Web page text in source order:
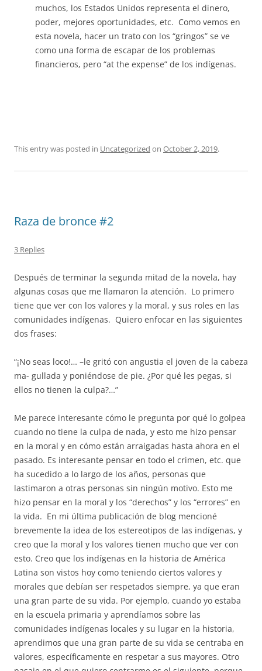
muchos, los Estados Unidos representa el dinero,
poder, mejores oportunidades, etc. Como vemos en
esta novela, hacer un trato con los “gringos” se ve
como una forma de escapar de los problemas
financieros, pero “at the expense” de los indígenas.
This entry was posted in Uncategorized on October 2, 2019.
Raza de bronce #2
3 Replies
Después de terminar la segunda mitad de la novela, hay
algunas cosas que me llamaron la atención. Lo primero
tiene que ver con los valores y la moral, y sus roles en las
comunidades indígenas. Quiero enfocar en las siguientes
dos frases:
“¡No seas loco!… –le gritó con angustia el joven de la cabeza
ma- gullada y poniéndose de pie. ¿Por qué les pegas, si
ellos no tienen la culpa?…”
Me parece interesante cómo le pregunta por qué lo golpea
cuando no tiene la culpa de nada, y esto me hizo pensar
en la moral y en cómo están arraigadas hasta ahora en el
pasado. Es interesante pensar en todo el crimen, etc. que
ha sucedido a lo largo de los años, personas que
lastimaron a otras personas sin ningún motivo. Esto me
hizo pensar en la moral y los “derechos” y los “errores” en
la vida. En mi última publicación de blog mencioné
brevemente la idea de los estereotipos de las indígenas, y
creo que la moral y los valores tienen mucho que ver con
esto. Creo que los indígenas en la historia de América
Latina son vistos hoy como teniendo ciertos valores y
morales que debían ser respetados siempre, ya que eran
una gran parte de su vida. Por ejemplo, cuando yo estaba
en la escuela primaria y aprendíamos sobre las
comunidades indígenas locales y su lugar en la historia,
aprendimos que una gran parte de su vida se centraba en
valores, específicamente en respetar a sus mayores. Otro